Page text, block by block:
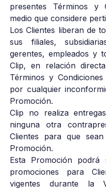
presentes Términos y
medio que considere
Los Clientes liberan de
sus filiales,
gerentes, empleados y
Clip, en relación
Términos y
por cualquier
Promoción.
Clip no realiza
ninguna otra
Clientes para que
Promoción.
Esta Promoción
promociones para
vigentes durante la